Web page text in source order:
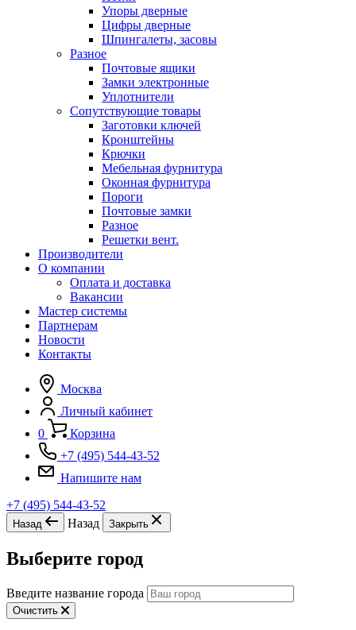
Упоры дверные
Цифры дверные
Шпингалеты, засовы
Разное
Почтовые ящики
Замки электронные
Уплотнители
Сопутствующие товары
Заготовки ключей
Кронштейны
Крючки
Мебельная фурнитура
Оконная фурнитура
Пороги
Почтовые замки
Разное
Решетки вент.
Производители
О компании
Оплата и доставка
Вакансии
Мастер системы
Партнерам
Новости
Контакты
Москва
Личный кабинет
0
Корзина
+7 (495) 544-43-52
Напишите нам
+7 (495) 544-43-52
Назад Назад Закрыть
Выберите город
Введите название города
Очистить